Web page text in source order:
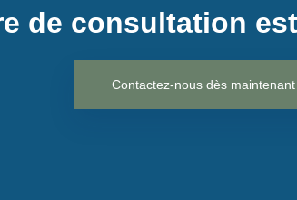
de consultation
Contactez-nous dès maintenant